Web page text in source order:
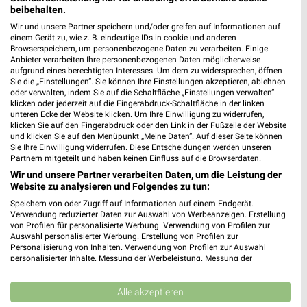
TEDi Angebote in Göppingen
Göppingen, Deutschland
500,05 km
Bleichstr. 15-25/Mörikestr. 6/Poststr. 22,24
beibehalten.
Wir und unsere Partner speichern und/oder greifen auf Informationen auf
einem Gerät zu, wie z. B. eindeutige IDs in cookie und anderen
Browserspeichern, um personenbezogene Daten zu verarbeiten. Einige
Anbieter verarbeiten Ihre personenbezogenen Daten möglicherweise
aufgrund eines berechtigten Interesses. Um dem zu widersprechen, öffnen
Sie die „Einstellungen“. Sie können Ihre Einstellungen akzeptieren, ablehnen
oder verwalten, indem Sie auf die Schaltfläche „Einstellungen verwalten“
klicken oder jederzeit auf die Fingerabdruck-Schaltfläche in der linken
unteren Ecke der Website klicken. Um Ihre Einwilligung zu widerrufen,
klicken Sie auf den Fingerabdruck oder den Link in der Fußzeile der Website
und klicken Sie auf den Menüpunkt „Meine Daten“. Auf dieser Seite können
Sie Ihre Einwilligung widerrufen. Diese Entscheidungen werden unseren
Partnern mitgeteilt und haben keinen Einfluss auf die Browserdaten.
Wir und unsere Partner verarbeiten Daten, um die Leistung der
Website zu analysieren und Folgendes zu tun:
Speichern von oder Zugriff auf Informationen auf einem Endgerät.
Verwendung reduzierter Daten zur Auswahl von Werbeanzeigen. Erstellung
von Profilen für personalisierte Werbung. Verwendung von Profilen zur
Auswahl personalisierter Werbung. Erstellung von Profilen zur
Personalisierung von Inhalten. Verwendung von Profilen zur Auswahl
personalisierter Inhalte. Messung der Werbeleistung. Messung der
Kombinationen von Daten aus verschiedenen Quellen. Entwicklung und
Verbesserung der Angebote. Verwendung reduzierter Daten zur Auswahl
von Inhalten.
Alle akzeptieren